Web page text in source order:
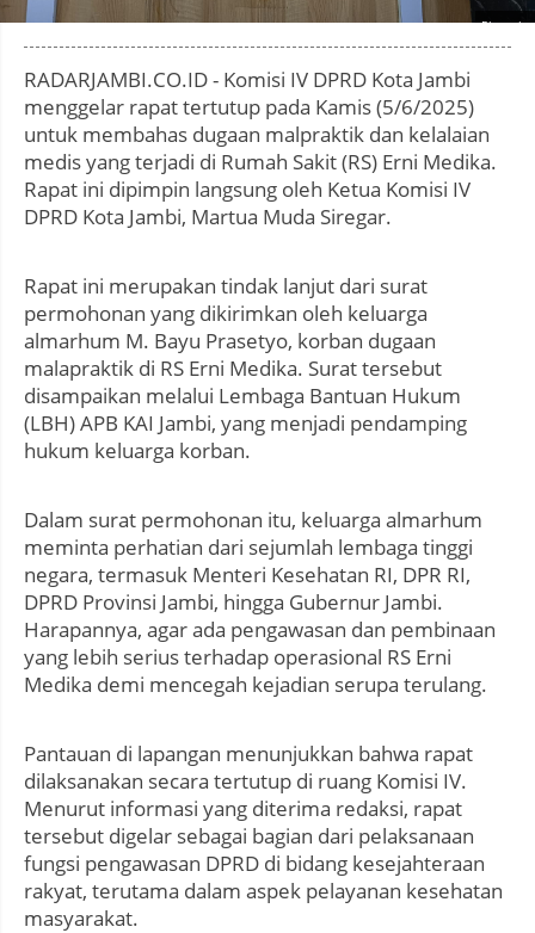
Photo by
RADARJAMBI.CO.ID - Komisi IV DPRD Kota Jambi
menggelar rapat tertutup pada Kamis (5/6/2025)
untuk membahas dugaan malpraktik dan kelalaian
medis yang terjadi di Rumah Sakit (RS) Erni Medika.
Rapat ini dipimpin langsung oleh Ketua Komisi IV
DPRD Kota Jambi, Martua Muda Siregar.
Rapat ini merupakan tindak lanjut dari surat
permohonan yang dikirimkan oleh keluarga
almarhum M. Bayu Prasetyo, korban dugaan
malapraktik di RS Erni Medika. Surat tersebut
disampaikan melalui Lembaga Bantuan Hukum
(LBH) APB KAI Jambi, yang menjadi pendamping
hukum keluarga korban.
Dalam surat permohonan itu, keluarga almarhum
meminta perhatian dari sejumlah lembaga tinggi
negara, termasuk Menteri Kesehatan RI, DPR RI,
DPRD Provinsi Jambi, hingga Gubernur Jambi.
Harapannya, agar ada pengawasan dan pembinaan
yang lebih serius terhadap operasional RS Erni
Medika demi mencegah kejadian serupa terulang.
Pantauan di lapangan menunjukkan bahwa rapat
dilaksanakan secara tertutup di ruang Komisi IV.
Menurut informasi yang diterima redaksi, rapat
tersebut digelar sebagai bagian dari pelaksanaan
fungsi pengawasan DPRD di bidang kesejahteraan
rakyat, terutama dalam aspek pelayanan kesehatan
masyarakat.